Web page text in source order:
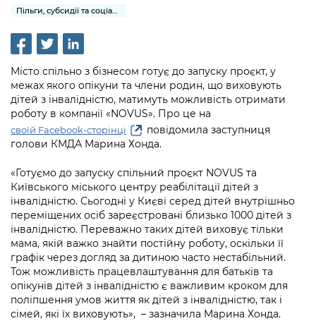
Рішення та розпорядження
Проєкти розпоряджень, що
перебувають на погодженні КМВА
Рішення Київради
Контактна інформація
Графік роботи та прийому громадян
Вакансії
Статистика
Звернення громадян
Регуляторна діяльність
Промисловість і наука Києва
Підприємства, установи, організації
Освіта та навчальні заклади
Дороги, транспорт та парковки
Навколишнє середовище міста
Містобудування та земельні ділянки
Культура, спорт, дозвілля
Фінанси та бюджет
Безпека та правопорядок
Ритуальні послуги
Іноземцям / For foreigners
Пам'ятки культурної спадщини
Громадська експертиза
Громадський бюджет
Консультації з громадськістю
Громадська рада
Петиції
Контактний центр
Допомога учасникам АТО
Рада з питань внутрішньо переміщених
осіб при Київській міській військовій
адміністрації
«Ініціатива «Партнерство «Відкритий
Інформація з обмеженим доступом
Проекти нормативно-правових та
інших актів
Нормативна база
інформацію
Порядок оскарження рішень, дій чи
бездіяльності розпорядників інформації
Звіти про опрацювання запитів на
публічну інформацію
Інформація для споживачів
Медіагалерея
Підписатися на новини та анонси від
from the KCSA
Порядок акредитації медіа /
Accreditation process
Подати журналістський запит /
Submitting a media request
Зйомки в лікарнях в умовах воєнного
стану / Rules for media coverage of
hospitals at work under martial law
Контакти для медіа / Contacts for mass
media
Місто спільно з бізнесом готує до запуску проєкт, у
межах якого опікуни та члени родин, що виховують
дітей з інвалідністю, матимуть можливість отримати
роботу в компанії «NOVUS». Про це на
своїй Facebook-сторінці
повідомила заступниця
голови КМДА Марина Хонда.
«Готуємо до запуску спільний проєкт NOVUS та
Київського міського центру реабілітації дітей з
інвалідністю. Сьогодні у Києві серед дітей внутрішньо
переміщених осіб зареєстровані близько 1000 дітей з
інвалідністю. Переважно таких дітей виховує тільки
мама, якій важко знайти постійну роботу, оскільки її
графік через догляд за дитиною часто нестабільний.
Тож можливість працевлаштування для батьків та
опікунів дітей з інвалідністю є важливим кроком для
поліпшення умов життя як дітей з інвалідністю, так і
сімей, які їх виховують», – зазначила Марина Хонда.